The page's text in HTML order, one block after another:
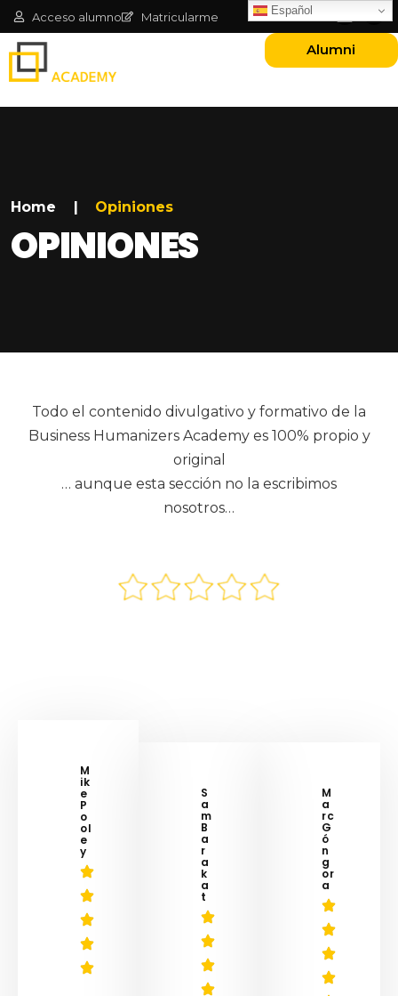
Acceso alumno Matricularme
Alumni
Home | Opiniones
OPINIONES
Todo el contenido divulgativo y formativo de la
Business Humanizers Academy es 100% propio y
original
… aunque esta sección no la escribimos
nosotros…
M
ik
e
P
o
ol
e
y
S
a
m
B
a
r
a
k
a
t
M
a
rc
G
ó
n
g
or
a
Español